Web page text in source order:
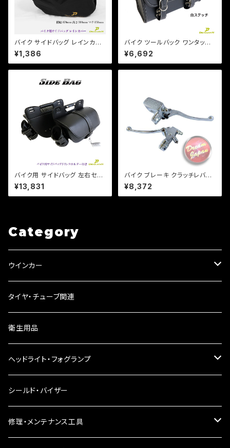
バイク サイドバッグ レインカバ
ー 雨具 アジャスター付 470×3
00×150mm 【Dream-Japan
製】【クリックポスト】
¥1,386
バイク ツールバック ワンタッチ
型 内ポケット付!(白ステッチ) (5
L)ブラック ツールバッグ 合皮【D
ream-Japanオリジナル】DS S
¥6,692
バイク用 サイドバッグ 左右セッ
ト ドリンクホルダー レインカバ
ー付き /ドラッグスター/スポーツ
スター/ビラーゴ/マグナ
¥13,831
バイク ブレーキ クラッチレバー
マスターシリンダー セット メッキ
22mmハンドル用/汎用/修理/カ
スタム/マグナ/ビラーゴ/スティー
¥8,372
Category
ウインカー
ウインカーリレー
ウインカーレンズ
LEDウインカー
電球型ウインカー
バードゲージウインカー
タイヤ・チューブ関連
衛生用品
ヘッドライト・フォグランプ
ヘッドライト
フォグランプ
シールド・バイザー
修理・メンテナンス工具